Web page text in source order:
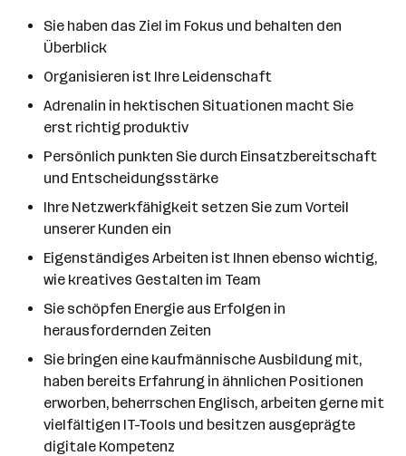
Sie haben das Ziel im Fokus und behalten den
Überblick
Organisieren ist Ihre Leidenschaft
Adrenalin in hektischen Situationen macht Sie
erst richtig produktiv
Persönlich punkten Sie durch Einsatzbereitschaft
und Entscheidungsstärke
Ihre Netzwerkfähigkeit setzen Sie zum Vorteil
unserer Kunden ein
Eigenständiges Arbeiten ist Ihnen ebenso wichtig,
wie kreatives Gestalten im Team
Sie schöpfen Energie aus Erfolgen in
herausfordernden Zeiten
Sie bringen eine kaufmännische Ausbildung mit,
haben bereits Erfahrung in ähnlichen Positionen
erworben, beherrschen Englisch, arbeiten gerne mit
vielfältigen IT-Tools und besitzen ausgeprägte
digitale Kompetenz